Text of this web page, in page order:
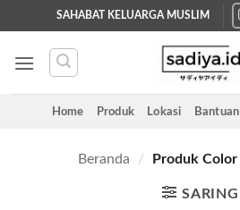
to
content
SAHABAT KELUARGA MUSLIM
Home Produk Lokasi Bantuan
Beranda / Produk Color
SARING